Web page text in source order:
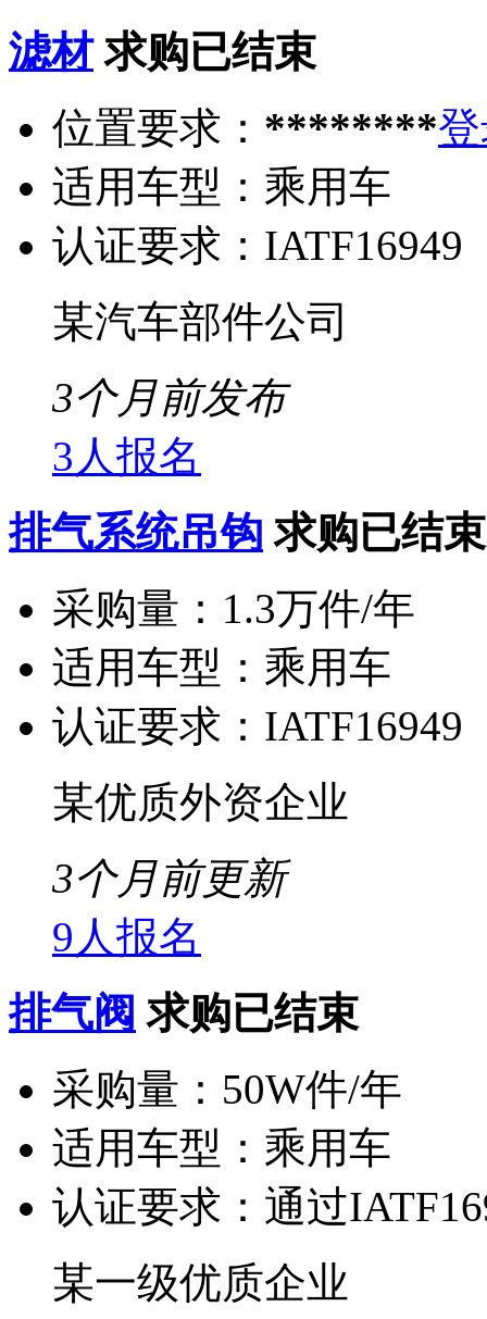
滤材 求购已结束
位置要求： ********
适用车型： 乘用车
认证要求： IATF16949
某汽车部件公司
3个月前发布
3人报名
排气系统吊钩 求购已结束
采购量： 1.3万件/年
适用车型： 乘用车
认证要求： IATF16949
某优质外资企业
3个月前更新
9人报名
排气阀 求购已结束
采购量： 50W件/年
适用车型： 乘用车
认证要求： 通过
某一级优质企业